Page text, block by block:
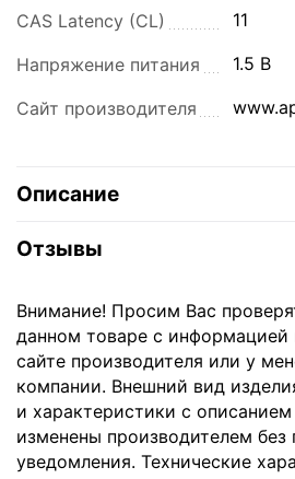
CAS Latency (CL) 11
Напряжение питания 1.5 В
Сайт производителя
Описание
Отзывы
Внимание! Просим Вас
данном товаре с информацией
сайте производителя или у
компании. Внешний вид
и характеристики с
изменены производителем без
уведомления. Технические